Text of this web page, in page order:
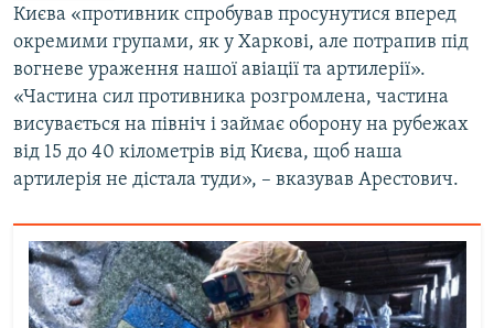
Києва «противник спробував просунутися вперед
окремими групами, як у Харкові, але потрапив під
вогневе ураження нашої авіації та артилерії».
«Частина сил противника розгромлена, частина
висувається на північ і займає оборону на рубежах
від 15 до 40 кілометрів від Києва, щоб наша
артилерія не дістала туди», – вказував Арестович.